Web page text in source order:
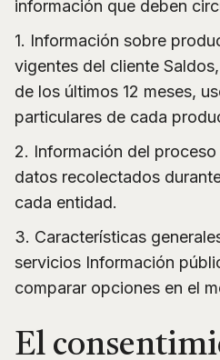
información que deben
1. Información sobre
vigentes del cliente
de los últimos 12 meses,
particulares de cada
2. Información del
datos recolectados
cada entidad.
3. Características
servicios Información
comparar opciones en el
El